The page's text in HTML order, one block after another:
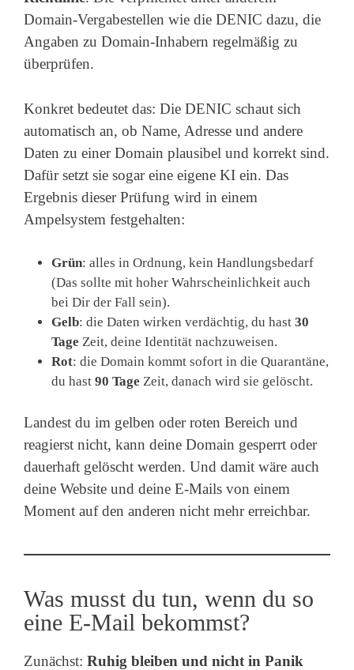
Domain-Vergabestellen wie die DENIC dazu, die
Angaben zu Domain-Inhabern regelmäßig zu
überprüfen.
Konkret bedeutet das: Die DENIC schaut sich
automatisch an, ob Name, Adresse und andere
Daten zu einer Domain plausibel und korrekt sind.
Dafür setzt sie sogar eine eigene KI ein. Das
Ergebnis dieser Prüfung wird in einem
Ampelsystem festgehalten:
Grün: alles in Ordnung, kein Handlungsbedarf
(Das sollte mit hoher Wahrscheinlichkeit auch
bei Dir der Fall sein).
Gelb: die Daten wirken verdächtig, du hast 30
Tage Zeit, deine Identität nachzuweisen.
Rot: die Domain kommt sofort in die Quarantäne,
du hast 90 Tage Zeit, danach wird sie gelöscht.
Landest du im gelben oder roten Bereich und
reagierst nicht, kann deine Domain gesperrt oder
dauerhaft gelöscht werden. Und damit wäre auch
deine Website und deine E-Mails von einem
Moment auf den anderen nicht mehr erreichbar.
Was musst du tun, wenn du so
eine E-Mail bekommst?
Zunächst: Ruhig bleiben und nicht in Panik